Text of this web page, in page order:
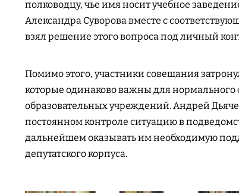
полководцу, чье имя носит учебное
Александра Суворова вместе с
взял решение этого вопроса под личный
Помимо этого, участники совещания
которые одинаково важны для
образовательных учреждений. Андрей
постоянном контроле ситуацию в
дальнейшем оказывать им необходимую
депутатского корпуса.